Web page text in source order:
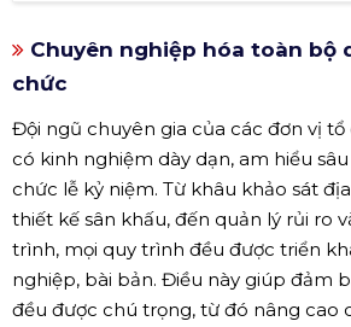
Chuyên nghiệp hóa toàn bộ
chức
Đội ngũ chuyên gia của các đơn vị
có kinh nghiệm dày dạn, am hiểu
chức lễ kỷ niệm. Từ khâu khảo sát
thiết kế sân khấu, đến quản lý rủi ro
trình, mọi quy trình đều được triển
nghiệp, bài bản. Điều này giúp đảm
đều được chú trọng, từ đó nâng cao